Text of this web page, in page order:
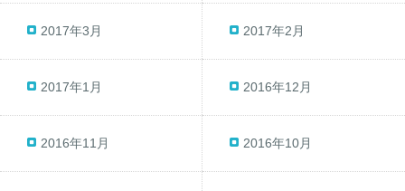
2017年3月 2017年2月
2017年1月 2016年12月
2016年11月 2016年10月